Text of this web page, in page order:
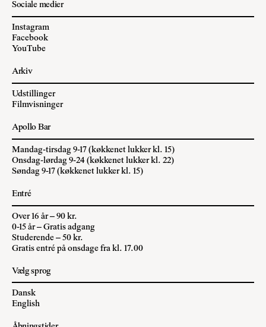
Sociale medier
Instagram
Facebook
YouTube
Arkiv
Udstillinger
Filmvisninger
Apollo Bar
Mandag-tirsdag 9-17 (køkkenet lukker kl. 15)
Onsdag-lørdag 9-24 (køkkenet lukker kl. 22)
Søndag 9-17 (køkkenet lukker kl. 15)
Entré
Over 16 år – 90 kr.
0-15 år – Gratis adgang
Studerende – 50 kr.
Gratis entré på onsdage fra kl. 17.00
Vælg sprog
Dansk
English